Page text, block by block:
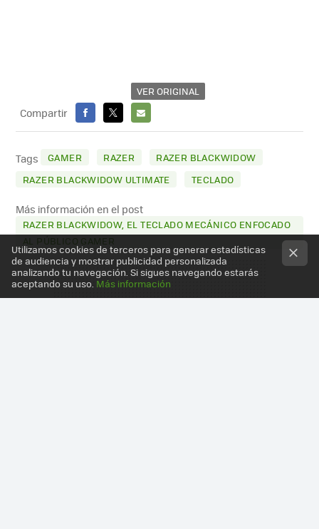
VER ORIGINAL
Compartir
FACEBOOK
X
E-
MAIL
Tags GAMER RAZER
RAZER BLACKWIDOW
RAZER BLACKWIDOW ULTIMATE
TECLADO
Más información en el post
RAZER BLACKWIDOW, EL TECLADO MECÁNICO ENFOCADO
Utilizamos cookies de terceros para generar estadísticas
de audiencia y mostrar publicidad personalizada
analizando tu navegación. Si sigues navegando estarás
aceptando su uso. Más información